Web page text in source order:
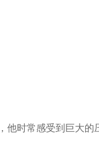
他时常感受到巨大的